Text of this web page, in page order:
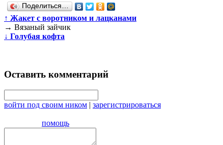
Поделиться…
↑ Жакет с воротником и лацканами
→ Вязаный зайчик
↓ Голубая кофта
Оставить комментарий
войти под своим ником | зарегистрироваться
помощь